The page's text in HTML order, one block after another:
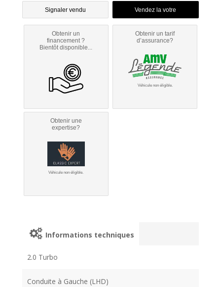
Signaler vendu
Obtenir un
financement ?
Bientôt disponible...
Obtenir un tarif
d’assurance?
Véhicule non éligible.
Obtenir une
expertise?
Véhicule non éligible.
Informations techniques
2.0 Turbo
Conduite à Gauche (LHD)